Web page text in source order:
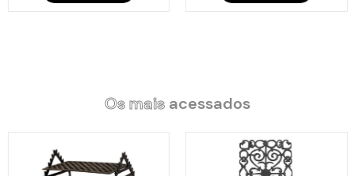
Os mais acessados